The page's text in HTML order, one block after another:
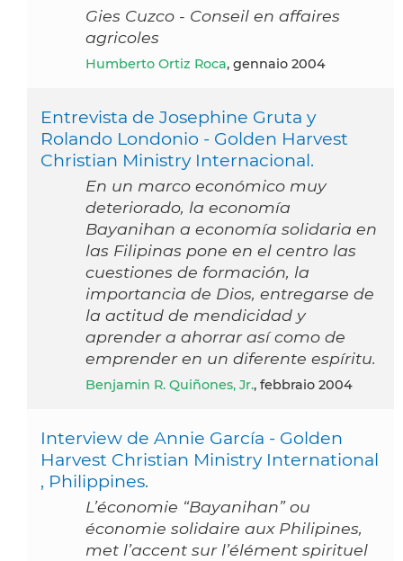
Gies Cuzco - Conseil en affaires
agricoles
Humberto Ortiz Roca, gennaio 2004
Entrevista de Josephine Gruta y
Rolando Londonio - Golden Harvest
Christian Ministry Internacional.
En un marco económico muy
deteriorado, la economía
Bayanihan a economía solidaria en
las Filipinas pone en el centro las
cuestiones de formación, la
importancia de Dios, entregarse de
la actitud de mendicidad y
aprender a ahorrar así como de
emprender en un diferente espíritu.
Benjamin R. Quiñones, Jr., febbraio 2004
Interview de Annie García - Golden
Harvest Christian Ministry International
, Philippines.
L’économie “Bayanihan” ou
économie solidaire aux Philipines,
met l’accent sur l’élément spirituel